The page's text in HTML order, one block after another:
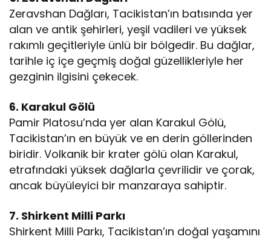
Zeravshan Dağları, Tacikistan’ın batısında yer
alan ve antik şehirleri, yeşil vadileri ve yüksek
rakımlı geçitleriyle ünlü bir bölgedir. Bu dağlar,
tarihle iç içe geçmiş doğal güzellikleriyle her
gezginin ilgisini çekecek.
6. Karakul Gölü
Pamir Platosu’nda yer alan Karakul Gölü,
Tacikistan’ın en büyük ve en derin göllerinden
biridir. Volkanik bir krater gölü olan Karakul,
etrafındaki yüksek dağlarla çevrilidir ve çorak,
ancak büyüleyici bir manzaraya sahiptir.
7. Shirkent Milli Parkı
Shirkent Milli Parkı, Tacikistan’ın doğal yaşamını